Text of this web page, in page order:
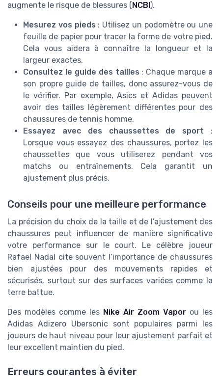
augmente le risque de blessures ( NCBI ).
Mesurez vos pieds : Utilisez un podomètre ou une
feuille de papier pour tracer la forme de votre pied.
Cela vous aidera à connaître la longueur et la
largeur exactes.
Consultez le guide des tailles : Chaque marque a
son propre guide de tailles, donc assurez-vous de
le vérifier. Par exemple, Asics et Adidas peuvent
avoir des tailles légèrement différentes pour des
chaussures de tennis homme.
Essayez avec des chaussettes de sport :
Lorsque vous essayez des chaussures, portez les
chaussettes que vous utiliserez pendant vos
matchs ou entraînements. Cela garantit un
ajustement plus précis.
Conseils pour une meilleure performance
La précision du choix de la taille et de l’ajustement des
chaussures peut influencer de manière significative
votre performance sur le court. Le célèbre joueur
Rafael Nadal cite souvent l’importance de chaussures
bien ajustées pour des mouvements rapides et
sécurisés, surtout sur des surfaces variées comme la
terre battue.
Des modèles comme les Nike Air Zoom Vapor ou les
Adidas Adizero Ubersonic sont populaires parmi les
joueurs de haut niveau pour leur ajustement parfait et
leur excellent maintien du pied.
Erreurs courantes à éviter